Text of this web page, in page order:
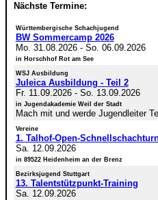
Nächste Termine:
Württembergische Schachjugend
BW Sommercamp 2026
Mo. 31.08.2026- So. 06.09.2026
in Horschhof Rot am See
WSJ Ausbildung
Juleica Ausbildung - Teil 2
Fr. 11.09.2026- So. 13.09.2026
in Jugendakademie Weil der Stadt
Mach mit und werde Jugendleiter
Vereine
1. Talhof-Open-
Sa. 12.09.2026
in 89522 Heidenheim an der Brenz
Bezirksjugend Stuttgart
13. Talentstützpunkt-Training
Sa. 12.09.2026